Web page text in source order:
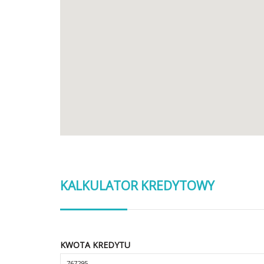
KALKULATOR KREDYTOWY
KWOTA KREDYTU